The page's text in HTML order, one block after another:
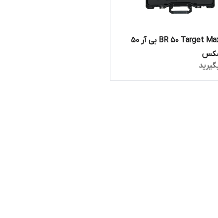
ردیاب BR 50 Target Max بی آر 50
مکس